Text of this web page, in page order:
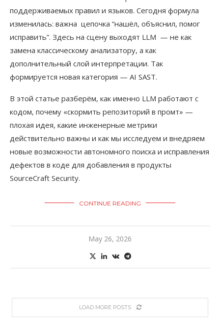
поддерживаемых правил и языков. Сегодня формула
изменилась: важна цепочка “нашёл, объяснил, помог
исправить”. Здесь на сцену выходят LLM — не как
замена классическому анализатору, а как
дополнительный слой интерпретации. Так
формируется новая категория — AI SAST.
В этой статье разберём, как именно LLM работают с
кодом, почему «скормить репозиторий в промт» —
плохая идея, какие инженерные метрики
действительно важны и как мы исследуем и внедряем
новые возможности автономного поиска и исправления
дефектов в коде для добавления в продукты
SourceCraft Security.
CONTINUE READING
May 26, 2026
LOAD MORE POSTS